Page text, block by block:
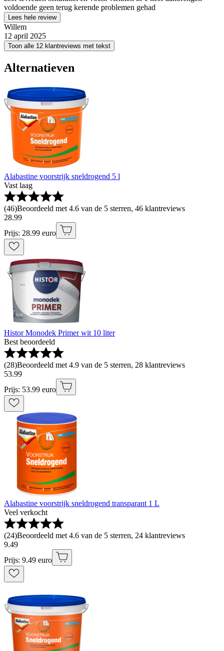
voldoende geen terug kerende problemen gehad
Lees hele review
Willem
12 april 2025
Toon alle 12 klantreviews met tekst
Alternatieven
Alabastine voorstrijk sneldrogend 5 l
Vast laag
(46)Beoordeeld met 4.6 van de 5 sterren, 46 klantreviews
28.99
Prijs: 28.99 euro
Histor Monodek Primer wit 10 liter
Best beoordeeld
(28)Beoordeeld met 4.9 van de 5 sterren, 28 klantreviews
53.99
Prijs: 53.99 euro
Alabastine voorstrijk sneldrogend transparant 1 L
Veel verkocht
(24)Beoordeeld met 4.6 van de 5 sterren, 24 klantreviews
9.49
Prijs: 9.49 euro